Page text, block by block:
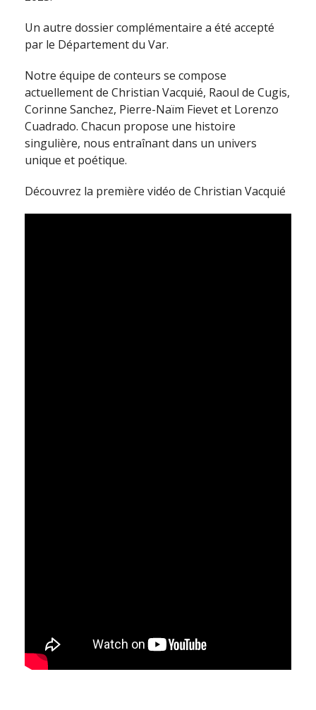
Un autre dossier complémentaire a été accepté
par le Département du Var.
Notre équipe de conteurs se compose
actuellement de Christian Vacquié, Raoul de Cugis,
Corinne Sanchez, Pierre-Naïm Fievet et Lorenzo
Cuadrado. Chacun propose une histoire
singulière, nous entraînant dans un univers
unique et poétique.
Découvrez la première vidéo de Christian Vacquié